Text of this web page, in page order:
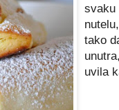
svaku
tako
uvila